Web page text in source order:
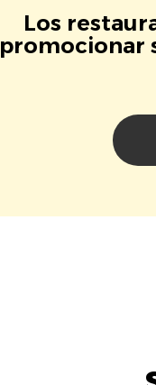
Los
promocionar